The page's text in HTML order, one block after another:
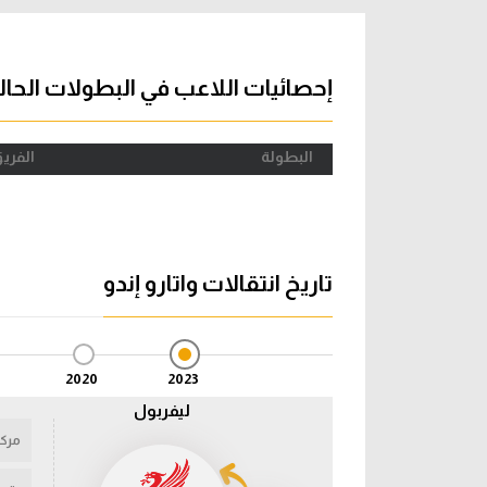
دوري إحصائيات اللاعب في البطولات
البطولة
تاريخ انتقالات واتارو إندو
2023
2020
ليفربول